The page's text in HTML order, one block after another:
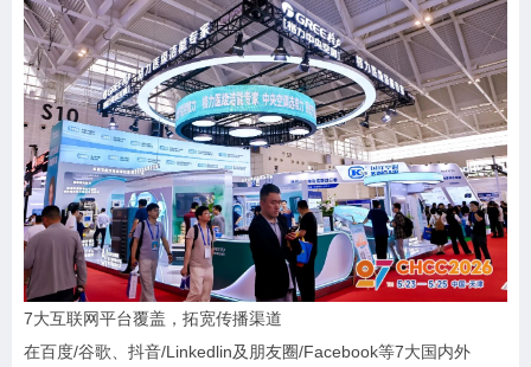
7大互联网平台覆盖，拓宽传播渠道
在百度/谷歌、抖音/Linkedlin及朋友圈/Facebook等7大国内外